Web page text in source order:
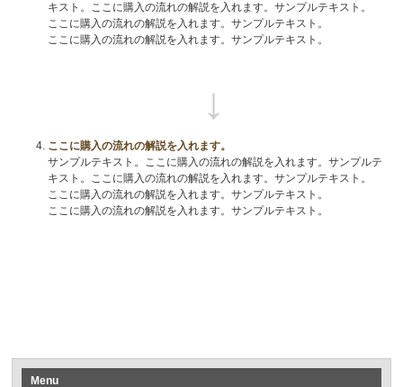
キスト。ここに購入の流れの解説を入れます。サンプルテキスト。
ここに購入の流れの解説を入れます。サンプルテキスト。
ここに購入の流れの解説を入れます。サンプルテキスト。
ここに購入の流れの解説を入れます。
サンプルテキスト。ここに購入の流れの解説を入れます。サンプルテ
キスト。ここに購入の流れの解説を入れます。サンプルテキスト。
ここに購入の流れの解説を入れます。サンプルテキスト。
ここに購入の流れの解説を入れます。サンプルテキスト。
Menu